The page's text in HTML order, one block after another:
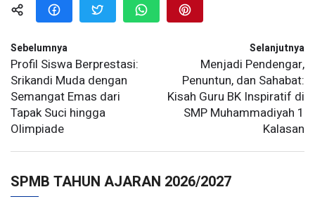
Sebelumnya
Profil Siswa Berprestasi:
Srikandi Muda dengan
Semangat Emas dari
Tapak Suci hingga
Olimpiade
Selanjutnya
Menjadi Pendengar,
Penuntun, dan Sahabat:
Kisah Guru BK Inspiratif di
SMP Muhammadiyah 1
Kalasan
SPMB TAHUN AJARAN 2026/2027